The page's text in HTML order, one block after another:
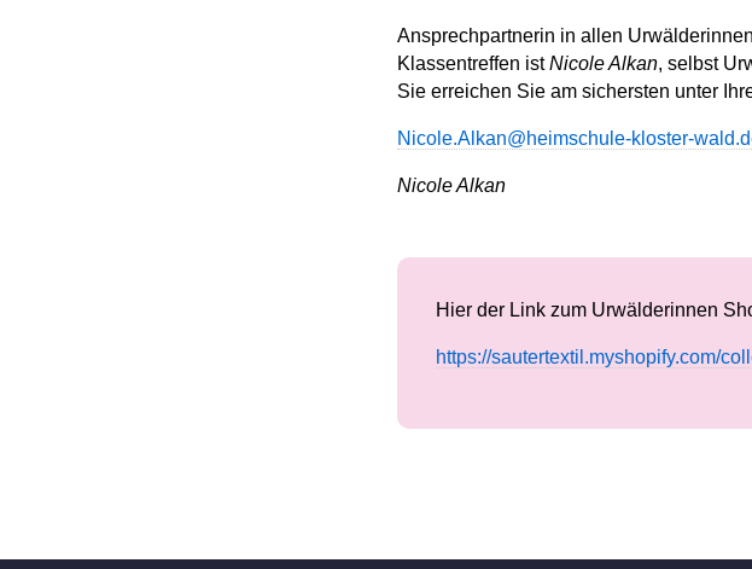
Ansprechpartnerin in allen
Klassentreffen istNicole Alkan, selbst
Sie erreichen Sie am sichersten unter
Nicole.Alkan@heimschule-kloster-
Nicole Alkan
Hier der Link zum Urwälderinnen
https://sautertextil.myshopify.com/